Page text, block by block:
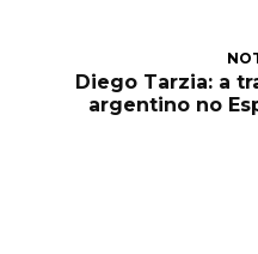
Diego Tarzia: a
argentino no